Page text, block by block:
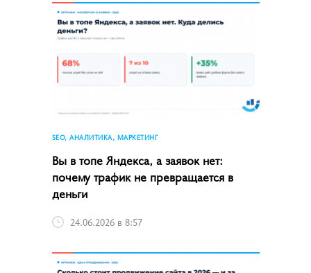
SEO, АНАЛИТИКА, МАРКЕТИНГ
Вы в топе Яндекса, а заявок нет:
почему трафик не превращается в
деньги
24.06.2026 в 8:57